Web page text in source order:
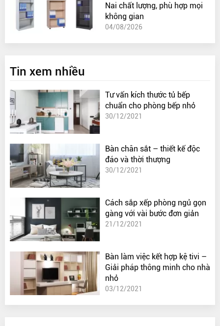
Nai chất lượng, phù hợp mọi
không gian
04/08/2026
Tin xem nhiều
Tư vấn kích thước tủ bếp
chuẩn cho phòng bếp nhỏ
30/12/2021
Bàn chân sắt – thiết kế độc
đáo và thời thượng
30/12/2021
Cách sắp xếp phòng ngủ gọn
gàng với vài bước đơn giản
21/12/2021
Bàn làm việc kết hợp kệ tivi –
Giải pháp thông minh cho nhà
nhỏ
03/12/2021